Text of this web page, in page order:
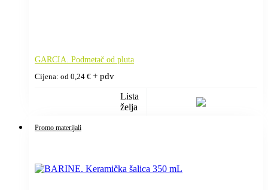
GARCIA. Podmetač od pluta
Cijena: od 0,24 € + pdv
Lista
želja
Promo materijali